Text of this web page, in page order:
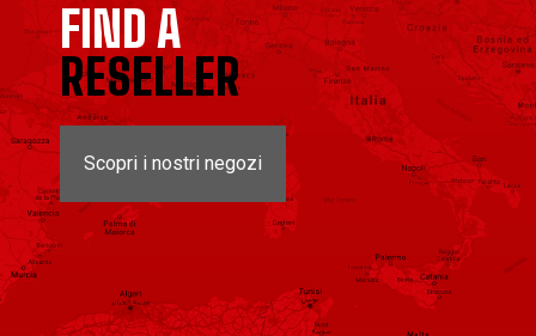
FIND A
RESELLER
Scopri i nostri negozi